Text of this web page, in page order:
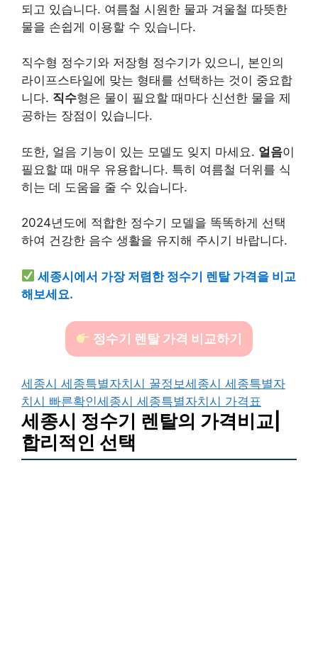
되고 있습니다. 여름철 시원한 물과 겨울철 따뜻한
물을 손쉽게 이용할 수 있습니다.
직수형 정수기와 저장형 정수기가 있으니, 본인의
라이프스타일에 맞는 형태를 선택하는 것이 중요합
니다. 직수형은 물이 필요할 때마다 신선한 물을 제
공하는 장점이 있습니다.
또한, 얼음 기능이 있는 모델도 잊지 마세요. 얼음이
필요할 때 매우 유용합니다. 특히 여름철 더위를 식
히는 데 도움을 줄 수 있습니다.
2024년도에 적합한 정수기 모델을 똑똑하게 선택
하여 건강한 음수 생활을 유지해 주시기 바랍니다.
세종시에서 가장 저렴한 정수기 렌탈 가격을 비교
해보세요.
정수기 렌탈 가격 비교하기
세종시 세종특별자치시 꿀정보세종시 세종특별자
치시 빠른확인세종시 세종특별자치시 가격표
세종시 정수기 렌탈의 가격비교|
합리적인 선택